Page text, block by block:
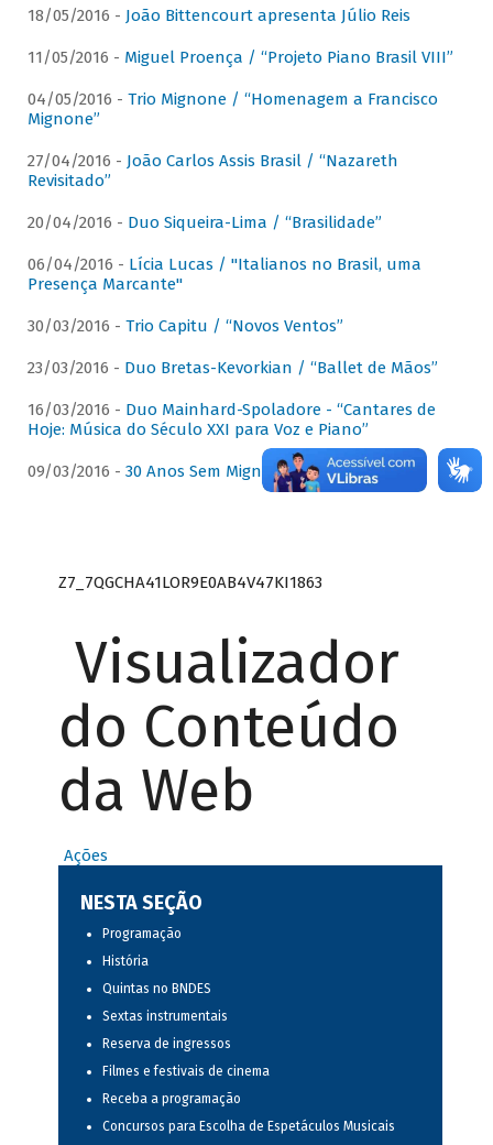
18/05/2016 - João Bittencourt apresenta Júlio Reis
11/05/2016 - Miguel Proença / “Projeto Piano Brasil VIII”
04/05/2016 - Trio Mignone / “Homenagem a Francisco
Mignone”
27/04/2016 - João Carlos Assis Brasil / “Nazareth
Revisitado”
20/04/2016 - Duo Siqueira-Lima / “Brasilidade”
06/04/2016 - Lícia Lucas / "Italianos no Brasil, uma
Presença Marcante"
30/03/2016 - Trio Capitu / “Novos Ventos”
23/03/2016 - Duo Bretas-Kevorkian / “Ballet de Mãos”
16/03/2016 - Duo Mainhard-Spoladore - “Cantares de
Hoje: Música do Século XXI para Voz e Piano”
09/03/2016 - 30 Anos Sem Mignone
Z7_7QGCHA41LOR9E0AB4V47KI1863
Visualizador
do Conteúdo
da Web
Ações
NESTA SEÇÃO
Programação
História
Quintas no BNDES
Sextas instrumentais
Reserva de ingressos
Filmes e festivais de cinema
Receba a programação
Concursos para Escolha de Espetáculos Musicais